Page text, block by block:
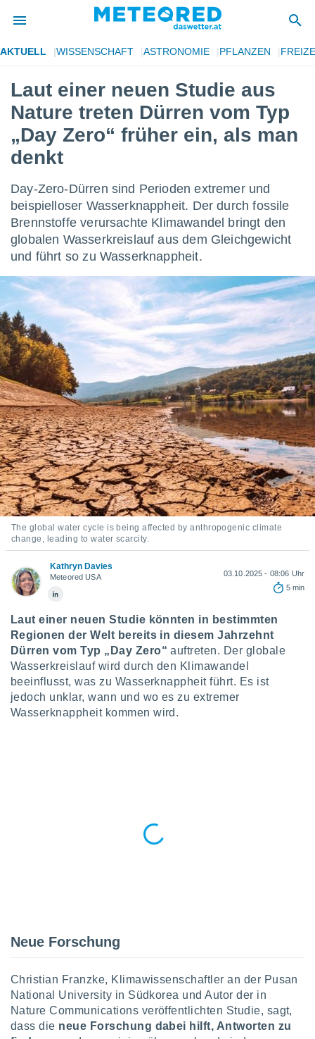
wurde
dass
sind.
diese
die
auf
basiert,
uns,
zu
Ihnen
zur
stellen.
die
und
auf die
oder
Partner
es uns
das
verfolgen
AKZEPTIEREN
UND
FORTFAHREN
EINSTELLUNGEN
AKTUELL WISSENSCHAFT ASTRONOMIE PFLANZEN
Laut einer neuen Studie aus
Nature treten Dürren vom Typ
„Day Zero“ früher ein, als man
denkt
Day-Zero-Dürren sind Perioden extremer und
beispielloser Wasserknappheit. Der durch fossile
Brennstoffe verursachte Klimawandel bringt den
globalen Wasserkreislauf aus dem Gleichgewicht
und führt so zu Wasserknappheit.
The global water cycle is being affected by anthropogenic climate
change, leading to water scarcity.
Kathryn Davies
Meteored USA
03.10.2025 - 08:06 Uhr
5 min
Laut einer neuen Studie könnten in bestimmten
Regionen der Welt bereits in diesem Jahrzehnt
Dürren vom Typ „Day Zero“ auftreten. Der globale
Wasserkreislauf wird durch den Klimawandel
beeinflusst, was zu Wasserknappheit führt. Es ist
jedoch unklar, wann und wo es zu extremer
Wasserknappheit kommen wird.
Neue Forschung
Christian Franzke, Klimawissenschaftler an der Pusan
National University in Südkorea und Autor der in
Nature Communications veröffentlichten Studie, sagt,
dass die neue Forschung dabei hilft, Antworten zu